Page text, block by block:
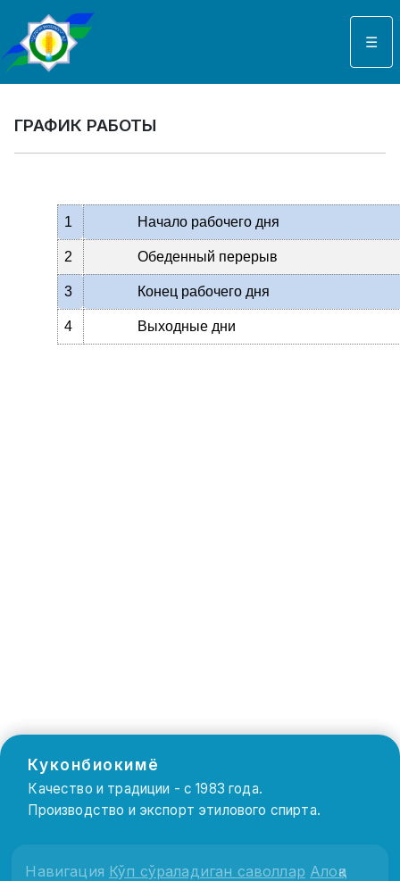
☰
ГРАФИК РАБОТЫ
1 Начало рабочего дня
2 Обеденный перерыв
3 Конец рабочего дня
4 Выходные дни
Куконбиокимё
Качество и традиции - с 1983 года.
Производство и экспорт этилового спирта.
Навигация Кўп сўраладиган саволлар Алоқа